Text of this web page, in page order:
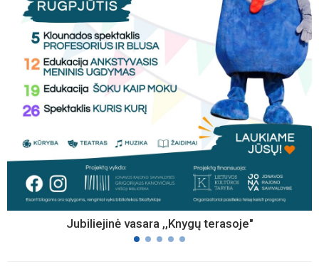
Jubiliejinė vasara ,,Knygų terasoje"